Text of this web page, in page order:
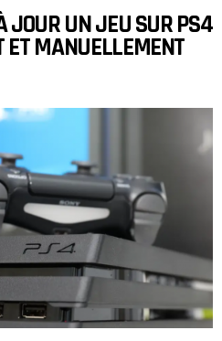
JOUR UN JEU SUR PS4
MANUELLEMENT